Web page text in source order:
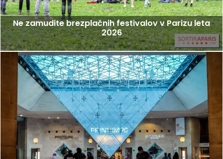
Ne zamudite brezplačnih festivalov v Parizu leta
2026